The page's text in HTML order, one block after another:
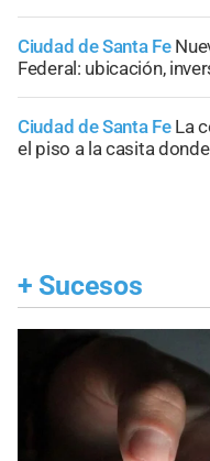
Ciudad de Santa Fe
Federal: ubicación,
Ciudad de Santa Fe La
el piso a la casita
+ Sucesos